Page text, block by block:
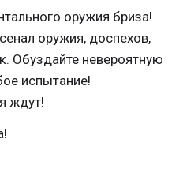
оружия бриза!
оружия, доспехов,
Обуздайте невероятную
испытание!
ждут!